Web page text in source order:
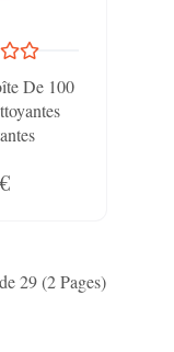
De 100
29 (2 Pages)